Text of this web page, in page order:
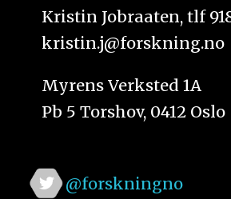
Kristin Jobraaten, tlf
kristin.j@forskning.no
Myrens Verksted 1A
Pb 5 Torshov, 0412 Oslo
@forskningno